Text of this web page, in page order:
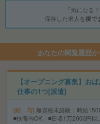
「気になる
保存した求人を後で
あなたの閲覧履歴
【オープニング募集】お
仕事の1つ[派遣]
給 与 無資格未経験：時給
■扶養内OK ■日収1万2000円以